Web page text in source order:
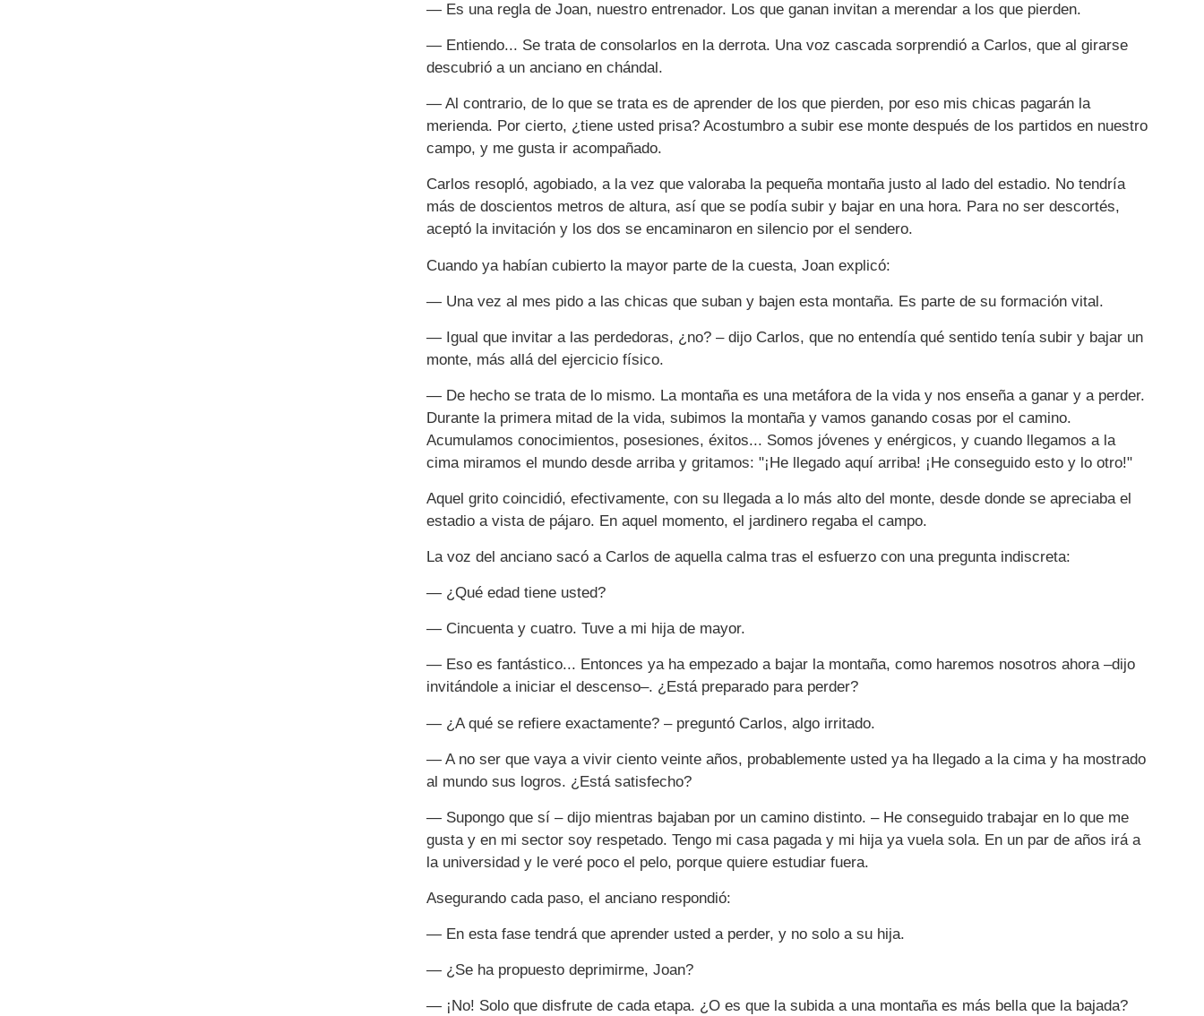
— Es una regla de Joan, nuestro entrenador. Los que ganan invitan a merendar a los que pierden.
— Entiendo... Se trata de consolarlos en la derrota. Una voz cascada sorprendió a Carlos, que al girarse
descubrió a un anciano en chándal.
— Al contrario, de lo que se trata es de aprender de los que pierden, por eso mis chicas pagarán la
merienda. Por cierto, ¿tiene usted prisa? Acostumbro a subir ese monte después de los partidos en nuestro
campo, y me gusta ir acompañado.
Carlos resopló, agobiado, a la vez que valoraba la pequeña montaña justo al lado del estadio. No tendría
más de doscientos metros de altura, así que se podía subir y bajar en una hora. Para no ser descortés,
aceptó la invitación y los dos se encaminaron en silencio por el sendero.
Cuando ya habían cubierto la mayor parte de la cuesta, Joan explicó:
— Una vez al mes pido a las chicas que suban y bajen esta montaña. Es parte de su formación vital.
— Igual que invitar a las perdedoras, ¿no? – dijo Carlos, que no entendía qué sentido tenía subir y bajar un
monte, más allá del ejercicio físico.
— De hecho se trata de lo mismo. La montaña es una metáfora de la vida y nos enseña a ganar y a perder.
Durante la primera mitad de la vida, subimos la montaña y vamos ganando cosas por el camino.
Acumulamos conocimientos, posesiones, éxitos... Somos jóvenes y enérgicos, y cuando llegamos a la
cima miramos el mundo desde arriba y gritamos: "¡He llegado aquí arriba! ¡He conseguido esto y lo otro!"
Aquel grito coincidió, efectivamente, con su llegada a lo más alto del monte, desde donde se apreciaba el
estadio a vista de pájaro. En aquel momento, el jardinero regaba el campo.
La voz del anciano sacó a Carlos de aquella calma tras el esfuerzo con una pregunta indiscreta:
— ¿Qué edad tiene usted?
— Cincuenta y cuatro. Tuve a mi hija de mayor.
— Eso es fantástico... Entonces ya ha empezado a bajar la montaña, como haremos nosotros ahora –dijo
invitándole a iniciar el descenso–. ¿Está preparado para perder?
— ¿A qué se refiere exactamente? – preguntó Carlos, algo irritado.
— A no ser que vaya a vivir ciento veinte años, probablemente usted ya ha llegado a la cima y ha mostrado
al mundo sus logros. ¿Está satisfecho?
— Supongo que sí – dijo mientras bajaban por un camino distinto. – He conseguido trabajar en lo que me
gusta y en mi sector soy respetado. Tengo mi casa pagada y mi hija ya vuela sola. En un par de años irá a
la universidad y le veré poco el pelo, porque quiere estudiar fuera.
Asegurando cada paso, el anciano respondió:
— En esta fase tendrá que aprender usted a perder, y no solo a su hija.
— ¿Se ha propuesto deprimirme, Joan?
— ¡No! Solo que disfrute de cada etapa. ¿O es que la subida a una montaña es más bella que la bajada?